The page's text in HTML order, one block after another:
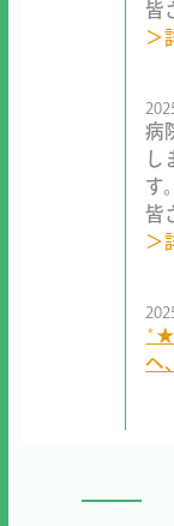
皆
＞
病
し
す。
皆
＞
へ